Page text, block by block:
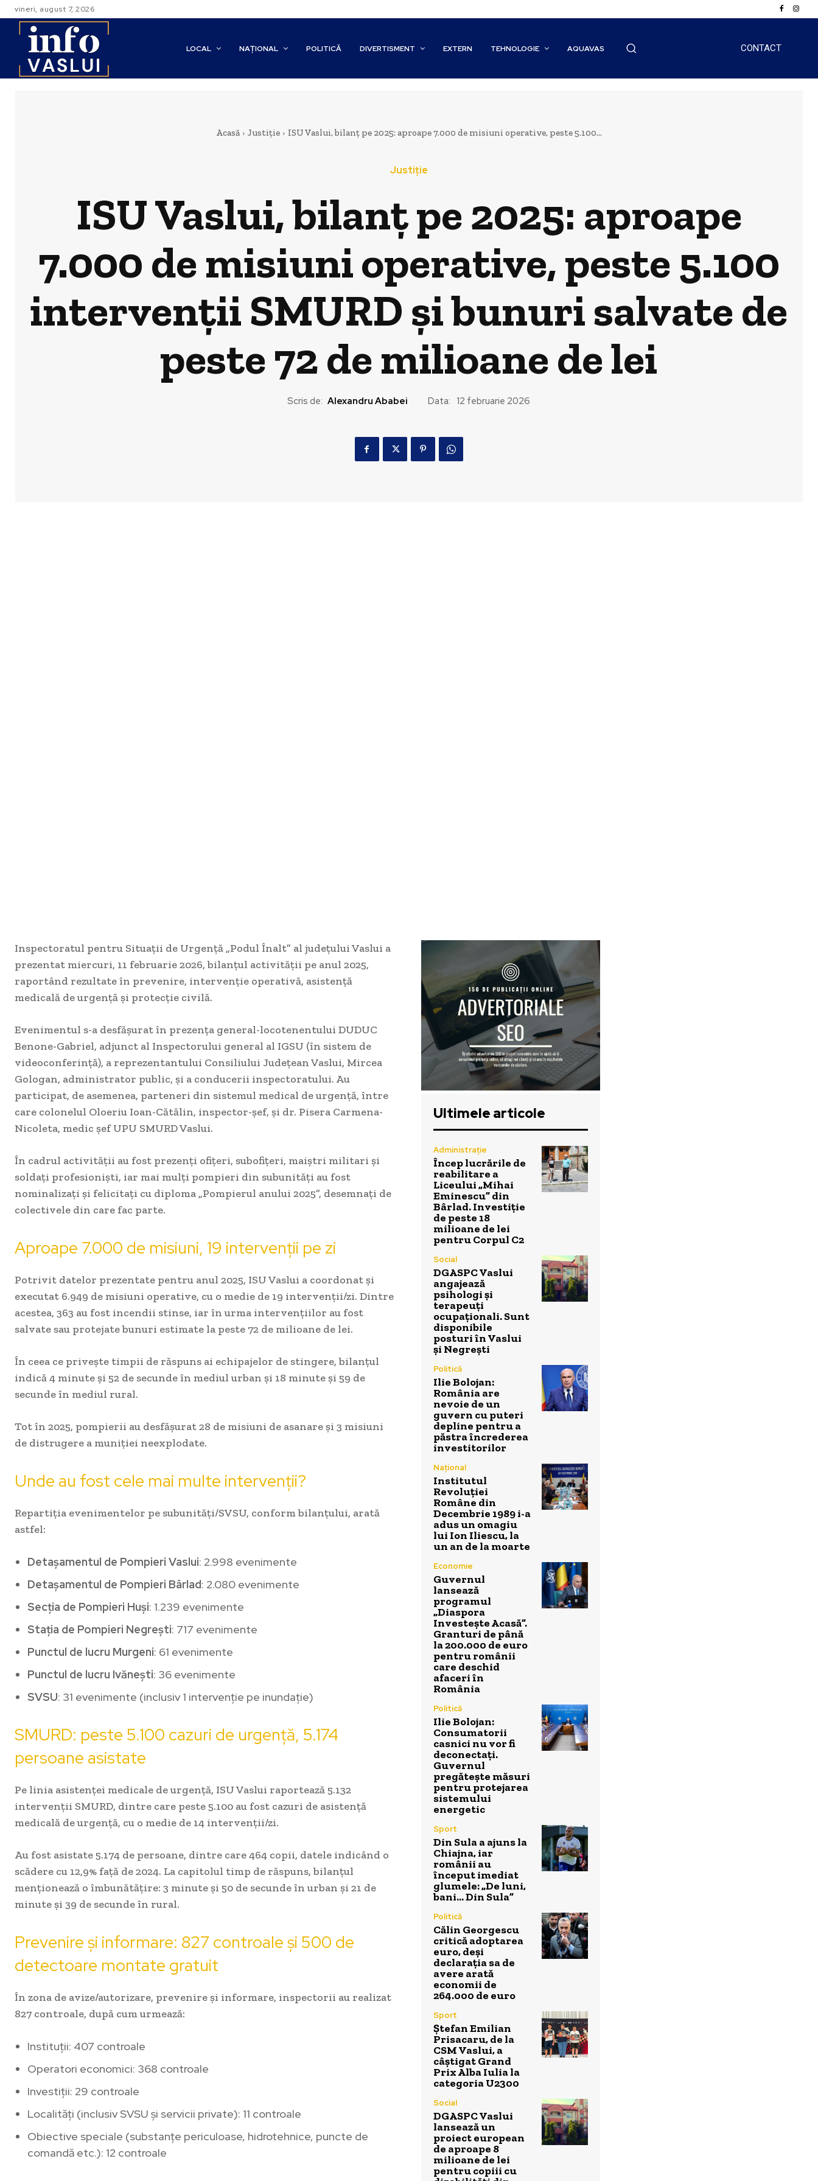
vineri, august 7, 2026
LOCAL NAȚIONAL POLITICĂ DIVERTISMENT EXTERN TEHNOLOGIE AQUAVAS CONTACT
Acasă Justiție ISU Vaslui, bilanț pe 2025: aproape 7.000 de misiuni operative, peste 5.100...
Justiție
ISU Vaslui, bilanț pe 2025: aproape
7.000 de misiuni operative, peste 5.100
intervenții SMURD și bunuri salvate de
peste 72 de milioane de lei
Scris de: Alexandru Ababei Data: 12 februarie 2026
Inspectoratul pentru Situații de Urgență „Podul Înalt” al județului Vaslui a
prezentat miercuri, 11 februarie 2026, bilanțul activității pe anul 2025,
raportând rezultate în prevenire, intervenție operativă, asistență
medicală de urgență și protecție civilă.
Evenimentul s-a desfășurat în prezența general-locotenentului DUDUC
Benone-Gabriel, adjunct al Inspectorului general al IGSU (în sistem de
videoconferință), a reprezentantului Consiliului Județean Vaslui, Mircea
Gologan, administrator public, și a conducerii inspectoratului. Au
participat, de asemenea, parteneri din sistemul medical de urgență, între
care colonelul Oloeriu Ioan-Cătălin, inspector-șef, și dr. Pisera Carmena-
Nicoleta, medic șef UPU SMURD Vaslui.
În cadrul activității au fost prezenți ofițeri, subofițeri, maiștri militari și
soldați profesioniști, iar mai mulți pompieri din subunități au fost
nominalizați și felicitați cu diploma „Pompierul anului 2025”, desemnați de
colectivele din care fac parte.
Aproape 7.000 de misiuni, 19 intervenții pe zi
Potrivit datelor prezentate pentru anul 2025, ISU Vaslui a coordonat și
executat 6.949 de misiuni operative, cu o medie de 19 intervenții/zi. Dintre
acestea, 363 au fost incendii stinse, iar în urma intervențiilor au fost
salvate sau protejate bunuri estimate la peste 72 de milioane de lei.
În ceea ce privește timpii de răspuns ai echipajelor de stingere, bilanțul
indică 4 minute și 52 de secunde în mediul urban și 18 minute și 59 de
secunde în mediul rural.
Tot în 2025, pompierii au desfășurat 28 de misiuni de asanare și 3 misiuni
de distrugere a muniției neexplodate.
Unde au fost cele mai multe intervenții?
Repartiția evenimentelor pe subunități/SVSU, conform bilanțului, arată
astfel:
Detașamentul de Pompieri Vaslui: 2.998 evenimente
Detașamentul de Pompieri Bârlad: 2.080 evenimente
Secția de Pompieri Huși: 1.239 evenimente
Stația de Pompieri Negrești: 717 evenimente
Punctul de lucru Murgeni: 61 evenimente
Punctul de lucru Ivănești: 36 evenimente
SVSU: 31 evenimente (inclusiv 1 intervenție pe inundație)
SMURD: peste 5.100 cazuri de urgență, 5.174
persoane asistate
Pe linia asistenței medicale de urgență, ISU Vaslui raportează 5.132
intervenții SMURD, dintre care peste 5.100 au fost cazuri de asistență
medicală de urgență, cu o medie de 14 intervenții/zi.
Au fost asistate 5.174 de persoane, dintre care 464 copii, datele indicând o
scădere cu 12,9% față de 2024. La capitolul timp de răspuns, bilanțul
menționează o îmbunătățire: 3 minute și 50 de secunde în urban și 21 de
minute și 39 de secunde în rural.
Prevenire și informare: 827 controale și 500 de
detectoare montate gratuit
În zona de avize/autorizare, prevenire și informare, inspectorii au realizat
827 controale, după cum urmează:
Instituții: 407 controale
Operatori economici: 368 controale
Investiții: 29 controale
Localități (inclusiv SVSU și servicii private): 11 controale
Obiective speciale (substanțe periculoase, hidrotehnice, puncte de
comandă etc.): 12 controale
Ultimele articole
Administrație
Încep lucrările de
reabilitare a
Liceului „Mihai
Eminescu” din
Bârlad. Investiție
de peste 18
milioane de lei
pentru Corpul C2
Social
DGASPC Vaslui
angajează
psihologi și
terapeuți
ocupaționali. Sunt
disponibile
posturi în Vaslui
și Negrești
Politică
Ilie Bolojan:
România are
nevoie de un
guvern cu puteri
depline pentru a
păstra încrederea
investitorilor
Național
Institutul
Revoluției
Române din
Decembrie 1989 i-a
adus un omagiu
lui Ion Iliescu, la
un an de la moarte
Economie
Guvernul
lansează
programul
„Diaspora
Investește Acasă”.
Granturi de până
la 200.000 de euro
pentru românii
care deschid
afaceri în
România
Politică
Ilie Bolojan:
Consumatorii
casnici nu vor fi
deconectați.
Guvernul
pregătește măsuri
pentru protejarea
sistemului
energetic
Sport
Din Sula a ajuns la
Chiajna, iar
românii au
început imediat
glumele: „De luni,
bani… Din Sula”
Politică
Călin Georgescu
critică adoptarea
euro, deși
declarația sa de
avere arată
economii de
264.000 de euro
Sport
Ștefan Emilian
Prisacaru, de la
CSM Vaslui, a
câștigat Grand
Prix Alba Iulia la
categoria U2300
Social
DGASPC Vaslui
lansează un
proiect european
de aproape 8
milioane de lei
pentru copiii cu